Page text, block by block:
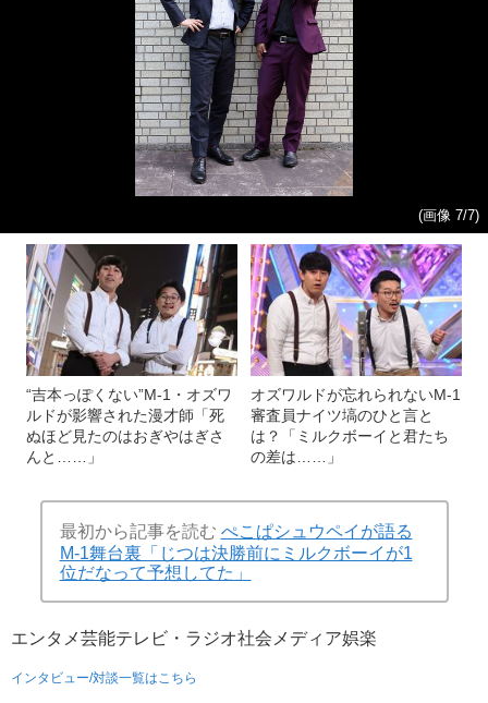
(画像 7/7)
“吉本っぽくない”M-1・オズワ
ルドが影響された漫才師「死
ぬほど見たのはおぎやはぎさ
んと……」
オズワルドが忘れられないM-1
審査員ナイツ塙のひと言と
は？「ミルクボーイと君たち
の差は……」
最初から記事を読む ぺこぱシュウペイが語る
M-1舞台裏「じつは決勝前にミルクボーイが1
位だなって予想してた」
エンタメ芸能テレビ・ラジオ社会 メディア娯楽
インタビュー/対談一覧はこちら